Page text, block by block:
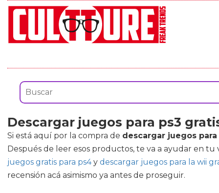
Descargar juegos para ps3
Si está aquí por la compra de descargar juegos
Después de leer esos productos, te va a ayudar en
juegos gratis para ps4y descargar juegos para la wii
recensión acá asimismo ya antes de proseguir.